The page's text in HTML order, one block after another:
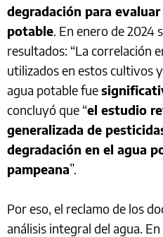
degradación para
potable . En enero de
resultados: “La correlación
utilizados en estos cultivos
agua potable fue
concluyó que “el estudio
generalizada de
degradación en el agua
pampeana”.
Por eso, el reclamo de los
análisis integral del agua.